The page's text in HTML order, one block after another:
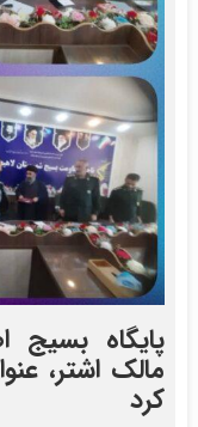
پایگاه بسیج
مالک اشتر،
کرد